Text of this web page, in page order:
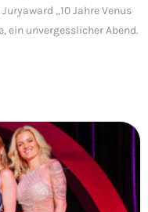
„10 Jahre Venus
ein unvergesslicher Abend.